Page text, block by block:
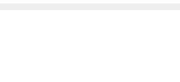
티브가 끝났다는 것을 알았다는 듯이 행
했다. 이 시기의 후반부에 접어들어서는
하지 않았는데, 이 시기 동안 예술가들
이 20여 년 전 화랑에서 본 워홀의 〈브릴
〉이라는 제목의 논문을 발표했다.